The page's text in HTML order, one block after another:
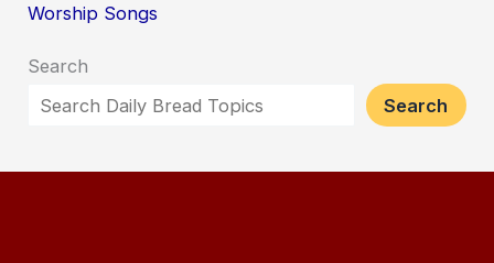
Worship Songs
Search
Search